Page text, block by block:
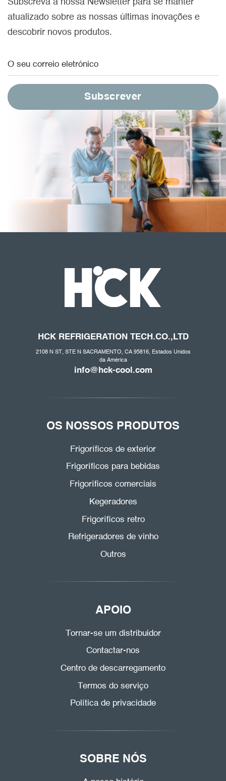
Subscreva a nossa Newsletter para se manter
atualizado sobre as nossas últimas inovações e
descobrir novos produtos.
HCK REFRIGERATION TECH.CO.,LTD
2108 N ST, STE N SACRAMENTO, CA 95816, Estados Unidos
da América
info@hck-cool.com
OS NOSSOS PRODUTOS
Frigoríficos de exterior
Frigoríficos para bebidas
Frigoríficos comerciais
Kegeradores
Frigoríficos retro
Refrigeradores de vinho
Outros
APOIO
Tornar-se um distribuidor
Contactar-nos
Centro de descarregamento
Termos do serviço
Política de privacidade
SOBRE NÓS